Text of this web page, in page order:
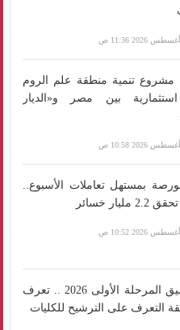
مشروع تنمية منطقة علم الروم
بين مصر و«الديار
بمستهل تعاملات الأسبوع..
خسائر
نتيجة تنسيق المرحلة الأولى 2026 .. تعرف
التعرف على الترشيح للكليات